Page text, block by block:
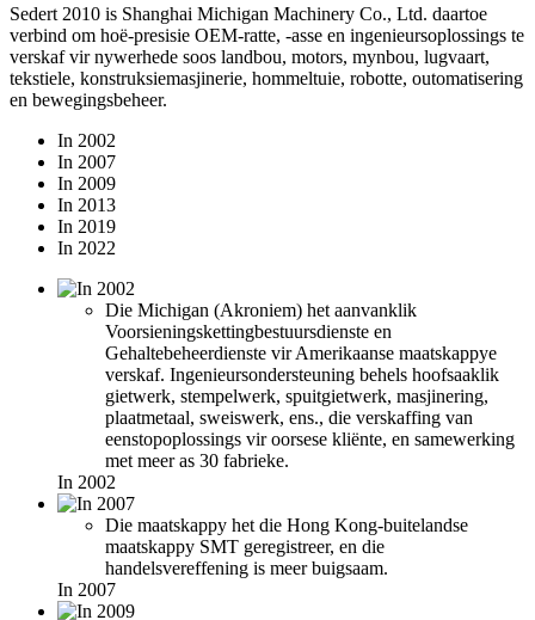
Sedert 2010 is Shanghai Michigan Machinery Co., Ltd. daartoe
verbind om hoë-presisie OEM-ratte, -asse en ingenieursoplossings te
verskaf vir nywerhede soos landbou, motors, mynbou, lugvaart,
tekstiele, konstruksiemasjinerie, hommeltuie, robotte, outomatisering
en bewegingsbeheer.
In 2002
In 2007
In 2009
In 2013
In 2019
In 2022
Die Michigan (Akroniem) het aanvanklik
Voorsieningskettingbestuursdienste en
Gehaltebeheerdienste vir Amerikaanse maatskappye
verskaf. Ingenieursondersteuning behels hoofsaaklik
gietwerk, stempelwerk, spuitgietwerk, masjinering,
plaatmetaal, sweiswerk, ens., die verskaffing van
eenstopoplossings vir oorsese kliënte, en samewerking
met meer as 30 fabrieke.
In 2002
Die maatskappy het die Hong Kong-buitelandse
maatskappy SMT geregistreer, en die
handelsvereffening is meer buigsaam.
In 2007